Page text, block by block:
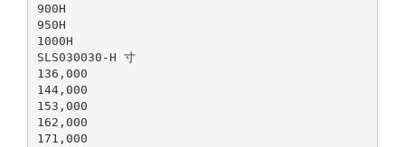
900H
950H
1000H
SLS030030-H 寸
136,000
144,000
153,000
162,000
171,000